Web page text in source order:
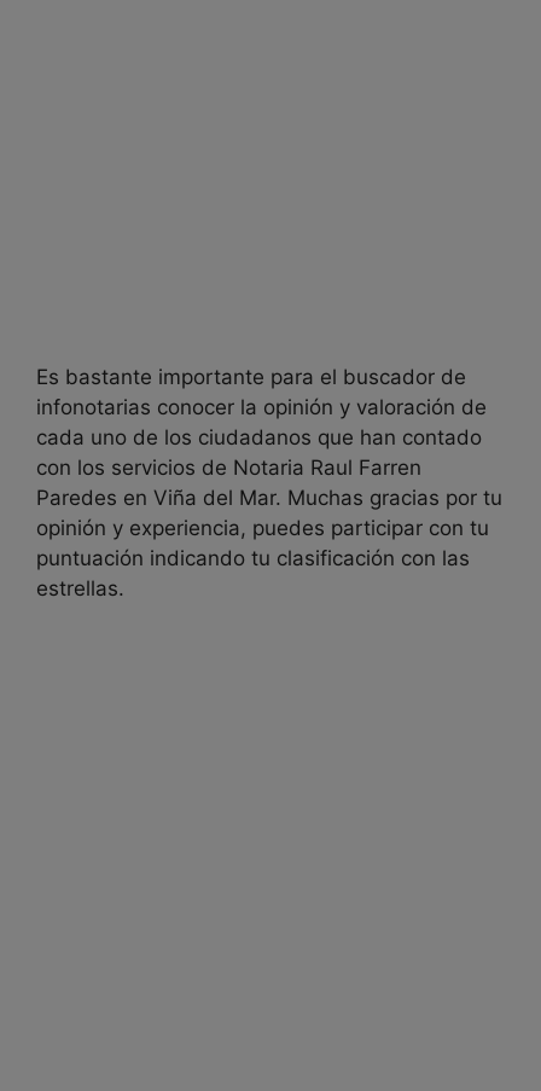
Es bastante importante para el buscador de
infonotarias conocer la opinión y valoración de
cada uno de los ciudadanos que han contado
con los servicios de Notaria Raul Farren
Paredes en Viña del Mar. Muchas gracias por tu
opinión y experiencia, puedes participar con tu
puntuación indicando tu clasificación con las
estrellas.